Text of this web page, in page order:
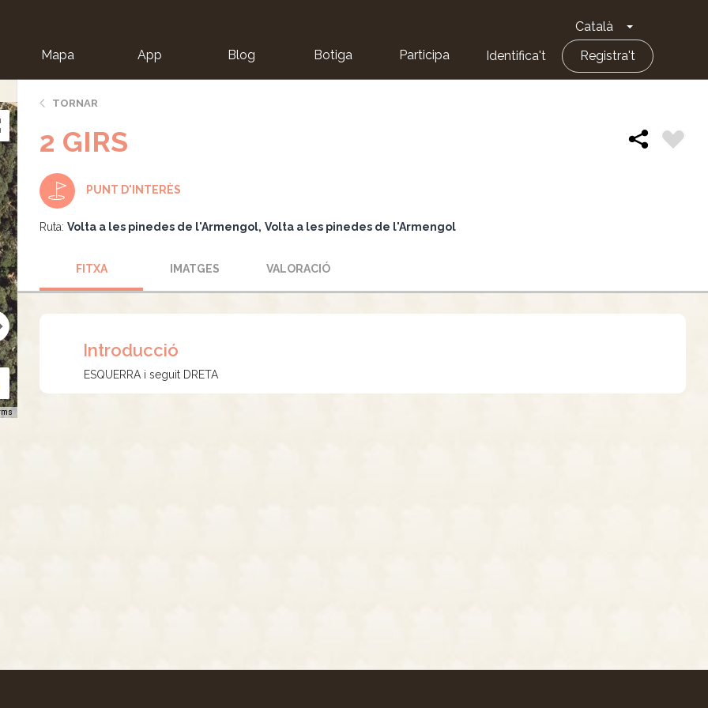
Català Toggle
Mapa App Blog Botiga Participa Identifica't Registra't
TORNAR
2 GIRS
PUNT D'INTERÈS
Ruta: Volta a les pinedes de l'Armengol Volta a les pinedes de l'Armengol
FITXA IMATGES VALORACIÓ
Introducció
ESQUERRA i seguit DRETA